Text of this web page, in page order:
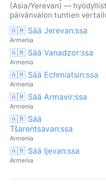
(Asia/Yerevan) —
päivänvalon tuntien
🇦🇲 Sää Jerevan:ssa
Armenia
🇦🇲 Sää Vanadzor:ssa
Armenia
🇦🇲 Sää Echmiatsin:ssa
Armenia
🇦🇲 Sää Armavir:ssa
Armenia
🇦🇲 Sää
Tšarentsavan:ssa
Armenia
🇦🇲 Sää Ijevan:ssa
Armenia